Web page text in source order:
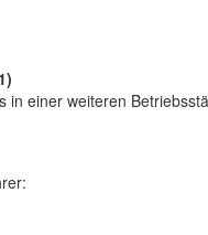
in einer weiteren